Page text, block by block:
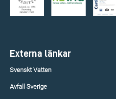
Externa länkar
Svenskt Vatten
Avfall Sverige